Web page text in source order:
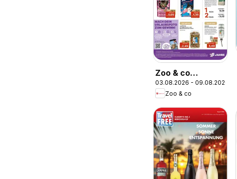
Zoo & co
Prospekt
03.08.2026 - 09.08.2026
Zoo & co